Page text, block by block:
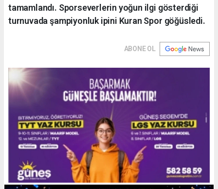
tamamlandı. Sporseverlerin yoğun ilgi gösterdiği
turnuvada şampiyonluk ipini Kuran Spor göğüsledi.
ABONE OL